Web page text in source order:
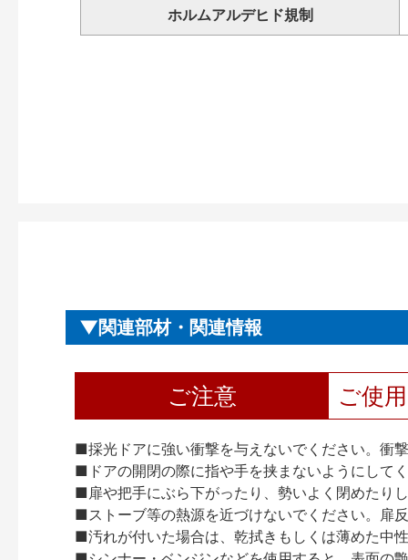
ホルムアルデヒド規制
関連部材・関連情報
ご注意 ご使
■採光ドアに強い衝撃を与えないでください。衝
■ドアの開閉の際に指や手を挟まないようにして
■扉や把手にぶら下がったり、勢いよく閉めたり
■ストーブ等の熱源を近づけないでください。扉
■汚れが付いた場合は、乾拭きもしくは薄めた中